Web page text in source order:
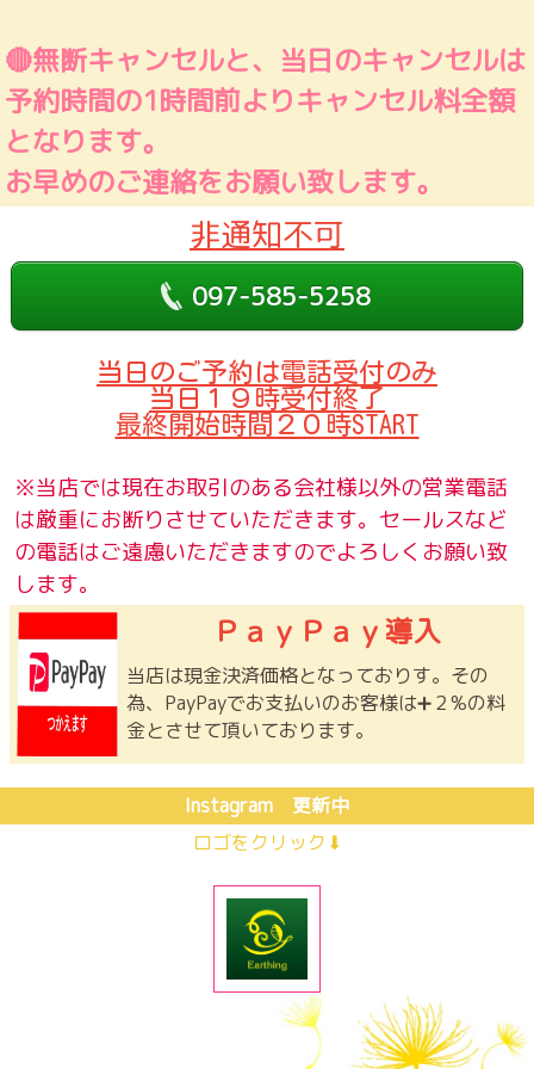
🔴無断キャンセルと、当日のキャンセルは
予約時間の1時間前よりキャンセル料全額
となります。
お早めのご連絡をお願い致します。
非通知不可
097-585-5258
当日のご予約は電話受付のみ
当日１９時受付終了
最終開始時間２０時START
※当店では現在お取引のある会社様以外の営業電話
は厳重にお断りさせていただきます。セールスなど
の電話はご遠慮いただきますのでよろしくお願い致
します。
ＰａｙＰａｙ導入
当店は現金決済価格となっておりす。その
為、PayPayでお支払いのお客様は➕２%の料
金とさせて頂いております。
Instagram 更新中
ロゴをクリック⬇